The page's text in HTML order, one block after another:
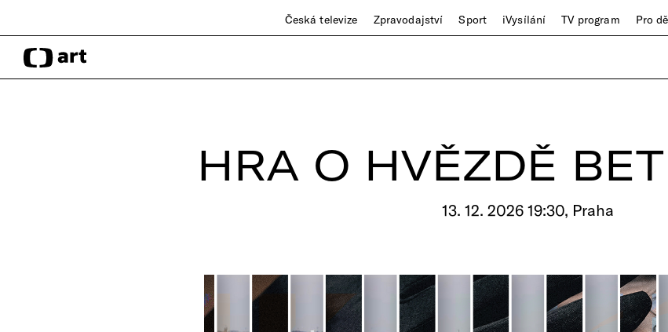
Česká televize Zpravodajství Sport iVysílání TV program Pro
HRA O HVĚZDĚ
13. 12. 2026 19:30, Praha